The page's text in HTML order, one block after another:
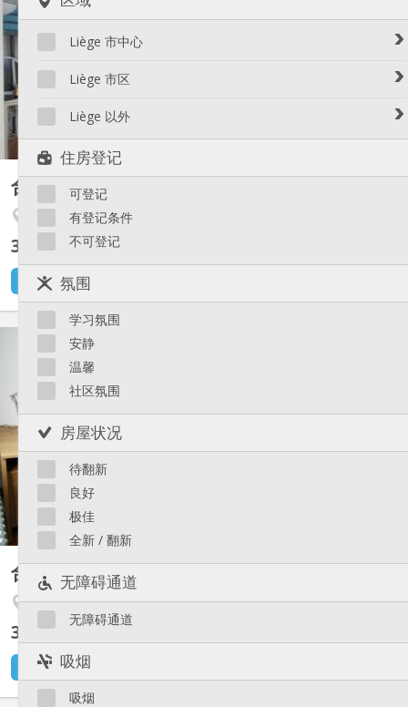
Liège 市中心
Avroy / Guillemins
Cathédrale / Sauvenière / Saint-Denis
Féronstrée / Pierreuse
Liège 市区
Amercoeur / Bressoux
Fragnée / Val Benoît
Fétinne / Longdoz / Vennes
Grivegnée
Laveu / Cointe
Outremeuse
Saint-Laurent / Sainte-Marguerite
Saint-Léonard
Sainte-Walburge
Liège 市区
Liège 以外
Liège 以外
住房登记
可登记
有登记条件
不可登记
氛围
学习氛围
安静
温馨
社区氛围
房屋状况
待翻新
良好
极佳
全新 / 翻新
无障碍通道
无障碍通道
吸烟
吸烟
Gramme, ISIL, ... ) et des lignes de bus (lignes 2, 3 et express E20
(Université), 6, 26, 30, 31, ... ). Accès au tram (10 min à pied ou
合租房15 m²
Angleur / Sart-Tilman
300 € 不含杂费
3 小时前
Appartement entièrement rénové (2023) pour 2 étudiant. es.
(loyer : 300 € par étudiant, Wi-Fi inclus + 125€ charges +-) Reste
1 chambre de +- 15 m², avec bureau, chaise, lit (sans matelas),
garde-robe et fauteuil. Cuisine commune entièrement équipée (+
合租房45 m²
Avroy / Guillemins
305 €
6 天前